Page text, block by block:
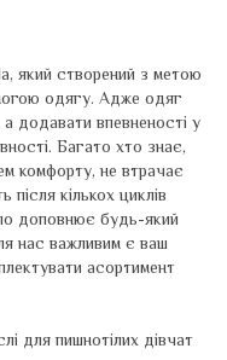
який створений з метою
одягу. Адже одяг
додавати впевненості у
Багато хто знає,
комфорту, не втрачає
кількох циклів
доповнює будь-який
нас важливим є ваш
асортимент
для пишнотілих дівчат